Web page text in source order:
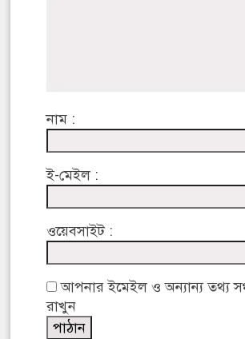
নাম :
ই-মেইল :
ওয়েবসাইট :
আপনার ইমেইল ও অন্যান্য তথ্য
রাখুন